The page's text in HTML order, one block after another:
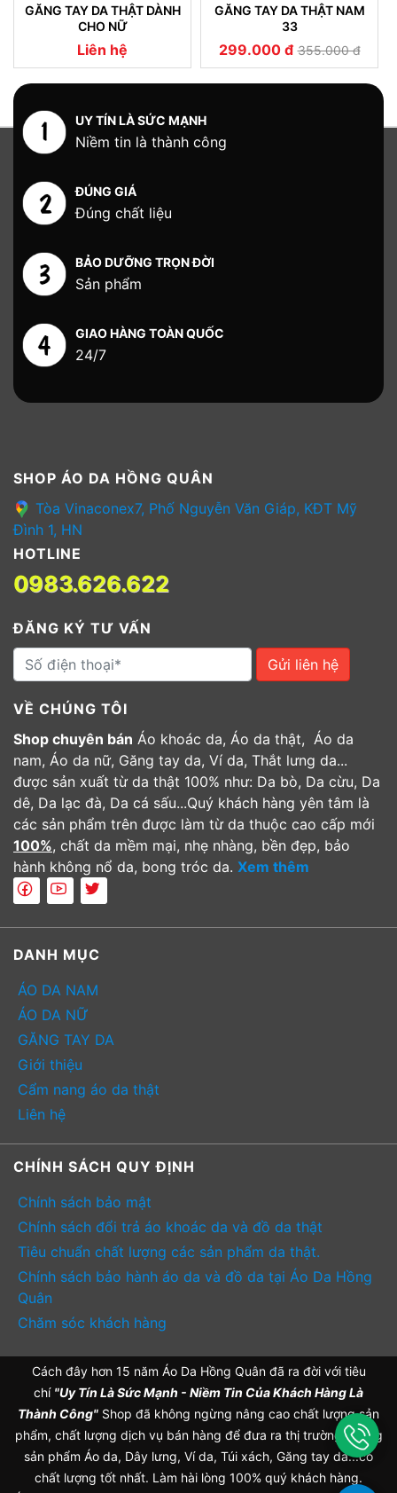
GĂNG TAY DA THẬT DÀNH
CHO NỮ
Liên hệ
GĂNG TAY DA THẬT NAM
33
299.000 đ 355.000 đ
UY TÍN LÀ SỨC MẠNH
Niềm tin là thành công
ĐÚNG GIÁ
Đúng chất liệu
BẢO DƯỠNG TRỌN ĐỜI
Sản phẩm
GIAO HÀNG TOÀN QUỐC
24/7
SHOP ÁO DA HỒNG QUÂN
Tòa Vinaconex7, Phố Nguyễn Văn Giáp, KĐT Mỹ
Đình 1, HN
HOTLINE
0983.626.622
ĐĂNG KÝ TƯ VẤN
Gửi liên hệ
VỀ CHÚNG TÔI
Shop chuyên bán Áo khoác da, Áo da thật, Áo da
nam, Áo da nữ, Găng tay da, Ví da, Thắt lưng da...
được sản xuất từ da thật 100% như: Da bò, Da cừu, Da
dê, Da lạc đà, Da cá sấu...Quý khách hàng yên tâm là
các sản phẩm trên được làm từ da thuộc cao cấp mới
100%, chất da mềm mại, nhẹ nhàng, bền đẹp, bảo
hành không nổ da, bong tróc da. Xem thêm
DANH MỤC
ÁO DA NAM
ÁO DA NỮ
GĂNG TAY DA
Giới thiệu
Cẩm nang áo da thật
Liên hệ
CHÍNH SÁCH QUY ĐỊNH
Chính sách bảo mật
Chính sách đổi trả áo khoác da và đồ da thật
Tiêu chuẩn chất lượng các sản phẩm da thật.
Chính sách bảo hành áo da và đồ da tại Áo Da Hồng
Quân
Chăm sóc khách hàng
Cách đây hơn 15 năm Áo Da Hồng Quân đã ra đời với tiêu
chí "Uy Tín Là Sức Mạnh - Niềm Tin Của Khách Hàng Là
Thành Công" Shop đã không ngừng nâng cao chất lượng sản
phẩm, chất lượng dịch vụ bán hàng để đưa ra thị trường những
sản phẩm Áo da, Dây lưng, Ví da, Túi xách, Găng tay da...có
chất lượng tốt nhất. Làm hài lòng 100% quý khách hàng.